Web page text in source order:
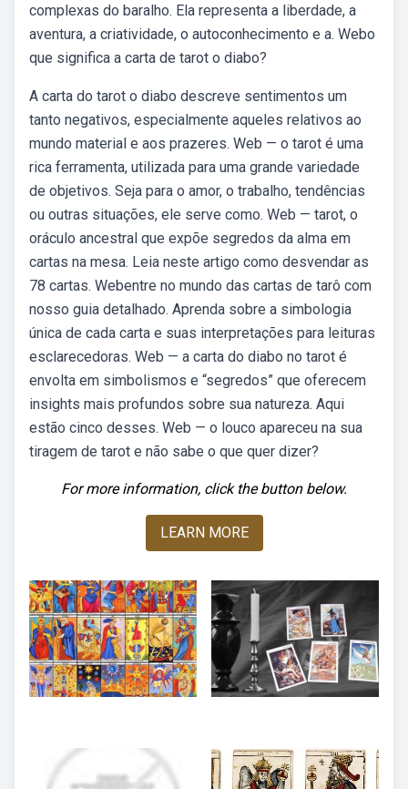
complexas do baralho. Ela representa a liberdade, a
aventura, a criatividade, o autoconhecimento e a. Webo
que significa a carta de tarot o diabo?
A carta do tarot o diabo descreve sentimentos um
tanto negativos, especialmente aqueles relativos ao
mundo material e aos prazeres. Web — o tarot é uma
rica ferramenta, utilizada para uma grande variedade
de objetivos. Seja para o amor, o trabalho, tendências
ou outras situações, ele serve como. Web — tarot, o
oráculo ancestral que expõe segredos da alma em
cartas na mesa. Leia neste artigo como desvendar as
78 cartas. Webentre no mundo das cartas de tarô com
nosso guia detalhado. Aprenda sobre a simbologia
única de cada carta e suas interpretações para leituras
esclarecedoras. Web — a carta do diabo no tarot é
envolta em simbolismos e “segredos” que oferecem
insights mais profundos sobre sua natureza. Aqui
estão cinco desses. Web — o louco apareceu na sua
tiragem de tarot e não sabe o que quer dizer?
For more information, click the button below.
LEARN MORE